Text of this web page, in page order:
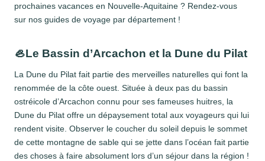
prochaines vacances en Nouvelle-Aquitaine ? Rendez-vous
sur nos guides de voyage par département !
🦪Le Bassin d’Arcachon et la Dune du Pilat
La Dune du Pilat fait partie des merveilles naturelles qui font la
renommée de la côte ouest. Située à deux pas du bassin
ostréicole d’Arcachon connu pour ses fameuses huitres, la
Dune du Pilat offre un dépaysement total aux voyageurs qui lui
rendent visite. Observer le coucher du soleil depuis le sommet
de cette montagne de sable qui se jette dans l’océan fait partie
des choses à faire absolument lors d’un séjour dans la région !